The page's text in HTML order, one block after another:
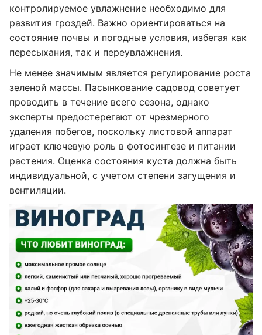
контролируемое увлажнение необходимо для
развития гроздей. Важно ориентироваться на
состояние почвы и погодные условия, избегая как
пересыхания, так и переувлажнения.
Не менее значимым является регулирование роста
зеленой массы. Пасынкование садовод советует
проводить в течение всего сезона, однако
эксперты предостерегают от чрезмерного
удаления побегов, поскольку листовой аппарат
играет ключевую роль в фотосинтезе и питании
растения. Оценка состояния куста должна быть
индивидуальной, с учетом степени загущения и
вентиляции.